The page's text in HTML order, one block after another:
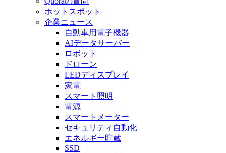
ホットスポット
企業ニュース
自動車用電子機器
AIデータサーバー
ロボット
ドローン
LEDディスプレイ
家電
スマート照明
電源
スマートメーター
セキュリティ自動化
エネルギー貯蔵
SSD